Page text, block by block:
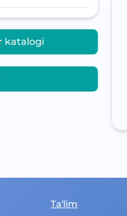
katalogi
Ta‘lim